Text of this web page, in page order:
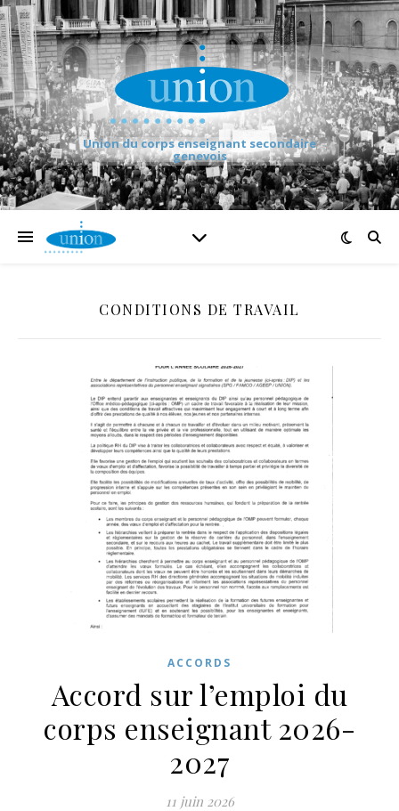
Union du corps enseignant secondaire
genevois
CONDITIONS DE TRAVAIL
ACCORDS
Accord sur l’emploi du
corps enseignant 2026-
2027
11 juin 2026